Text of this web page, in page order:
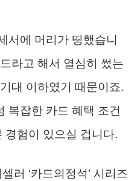
서에 머리가 띵했습니
라고 해서 열심히 썼는
대 이하였기 때문이죠.
복잡한 카드 혜택 조건
경험이 있으실 겁니다.
러 ‘카드의정석’ 시리즈